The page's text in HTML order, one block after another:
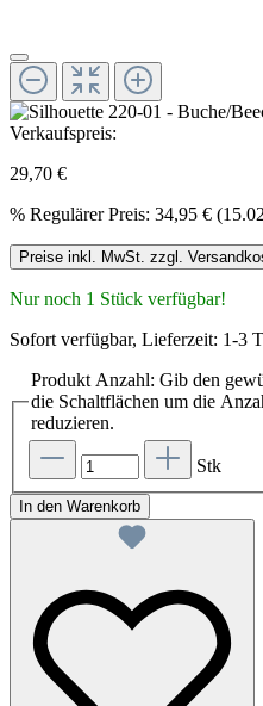
Verkaufspreis:
29,70 €
% Regulärer Preis: 34,95 €
Preise inkl. MwSt. zzgl.
Nur noch 1 Stück verfügbar!
Sofort verfügbar, Lieferzeit: 1-3
Produkt Anzahl: Gib den
die Schaltflächen um die
reduzieren.
Stk
In den Warenkorb